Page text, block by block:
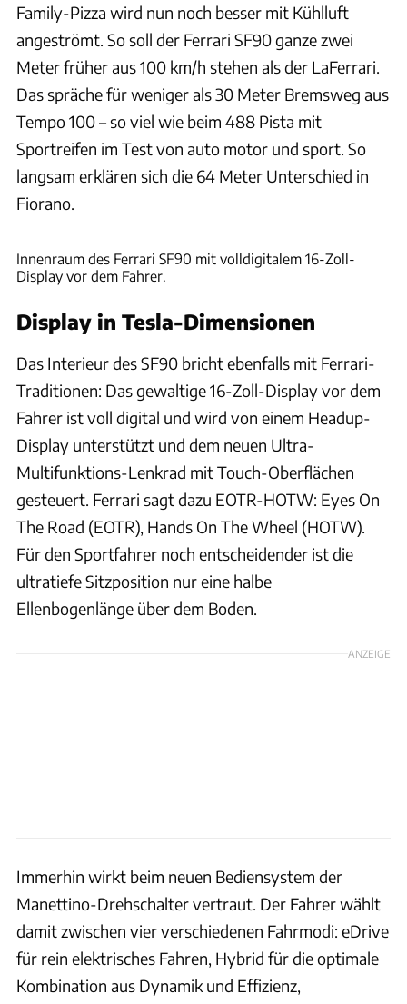
Family-Pizza wird nun noch besser mit Kühlluft
angeströmt. So soll der Ferrari SF90 ganze zwei
Meter früher aus 100 km/h stehen als der LaFerrari.
Das spräche für weniger als 30 Meter Bremsweg aus
Tempo 100 – so viel wie beim 488 Pista mit
Sportreifen im Test von auto motor und sport. So
langsam erklären sich die 64 Meter Unterschied in
Fiorano.
Innenraum des Ferrari SF90 mit volldigitalem 16-Zoll-
Display vor dem Fahrer.
Display in Tesla-Dimensionen
Das Interieur des SF90 bricht ebenfalls mit Ferrari-
Traditionen: Das gewaltige 16-Zoll-Display vor dem
Fahrer ist voll digital und wird von einem Headup-
Display unterstützt und dem neuen Ultra-
Multifunktions-Lenkrad mit Touch-Oberflächen
gesteuert. Ferrari sagt dazu EOTR-HOTW: Eyes On
The Road (EOTR), Hands On The Wheel (HOTW).
Für den Sportfahrer noch entscheidender ist die
ultratiefe Sitzposition nur eine halbe
Ellenbogenlänge über dem Boden.
ANZEIGE
Immerhin wirkt beim neuen Bediensystem der
Manettino-Drehschalter vertraut. Der Fahrer wählt
damit zwischen vier verschiedenen Fahrmodi: eDrive
für rein elektrisches Fahren, Hybrid für die optimale
Kombination aus Dynamik und Effizienz,